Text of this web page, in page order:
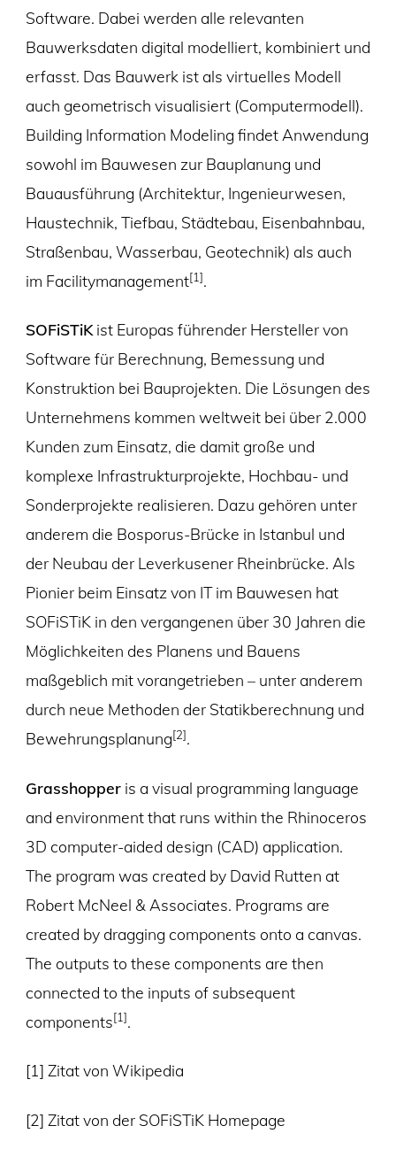
Software. Dabei werden alle relevanten
Bauwerksdaten digital modelliert, kombiniert und
erfasst. Das Bauwerk ist als virtuelles Modell
auch geometrisch visualisiert (Computermodell).
Building Information Modeling findet Anwendung
sowohl im Bauwesen zur Bauplanung und
Bauausführung (Architektur, Ingenieurwesen,
Haustechnik, Tiefbau, Städtebau, Eisenbahnbau,
Straßenbau, Wasserbau, Geotechnik) als auch
im Facilitymanagement[1].
SOFiSTiKist Europas führender Hersteller von
Software für Berechnung, Bemessung und
Konstruktion bei Bauprojekten. Die Lösungen des
Unternehmens kommen weltweit bei über 2.000
Kunden zum Einsatz, die damit große und
komplexe Infrastrukturprojekte, Hochbau- und
Sonderprojekte realisieren. Dazu gehören unter
anderem die Bosporus-Brücke in Istanbul und
der Neubau der Leverkusener Rheinbrücke. Als
Pionier beim Einsatz von IT im Bauwesen hat
SOFiSTiK in den vergangenen über 30 Jahren die
Möglichkeiten des Planens und Bauens
maßgeblich mit vorangetrieben – unter anderem
durch neue Methoden der Statikberechnung und
Bewehrungsplanung[2].
Grasshopperis a visual programming language
and environment that runs within the Rhinoceros
3D computer-aided design (CAD) application.
The program was created by David Rutten at
Robert McNeel & Associates. Programs are
created by dragging components onto a canvas.
The outputs to these components are then
connected to the inputs of subsequent
components[1].
[1] Zitat von Wikipedia
[2] Zitat von der SOFiSTiK Homepage